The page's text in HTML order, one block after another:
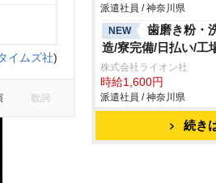
イムズ社)
歌詞
派遣社員 / 神奈川県
NEW
歯磨き粉・
造/寮完備/日払い/工
株式会社ライオン社
時給1,600円
派遣社員 / 神奈川県
続き